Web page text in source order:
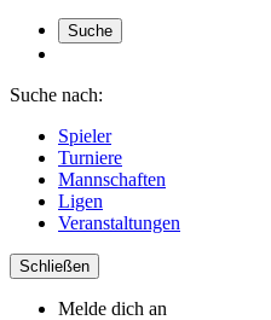
Suche
Suche nach:
Spieler
Turniere
Mannschaften
Ligen
Veranstaltungen
Schließen
Melde dich an